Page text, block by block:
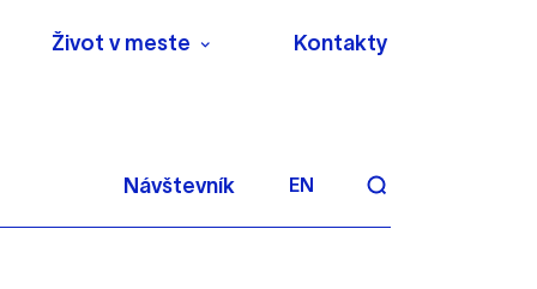
Život v meste Kontakty
Návštevník EN